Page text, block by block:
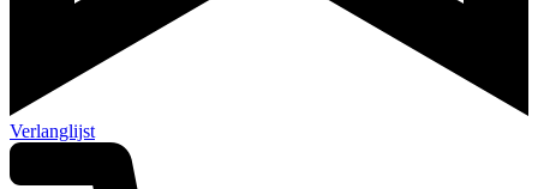
Verlanglijst